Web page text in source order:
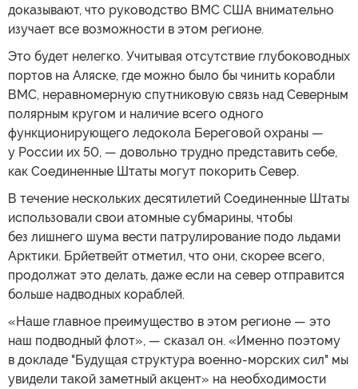
доказывают, что руководство ВМС США внимательно
изучает все возможности в этом регионе.
Это будет нелегко. Учитывая отсутствие глубоководных
портов на Аляске, где можно было бы чинить корабли
ВМС, неравномерную спутниковую связь над Северным
полярным кругом и наличие всего одного
функционирующего ледокола Береговой охраны —
у России их 50, — довольно трудно представить себе,
как Соединенные Штаты могут покорить Север.
В течение нескольких десятилетий Соединенные Штаты
использовали свои атомные субмарины, чтобы
без лишнего шума вести патрулирование подо льдами
Арктики. Брйетвейт отметил, что они, скорее всего,
продолжат это делать, даже если на север отправится
больше надводных кораблей.
«Наше главное преимущество в этом регионе — это
наш подводный флот», — сказал он. «Именно поэтому
в докладе "Будущая структура военно-морских сил" мы
увидели такой заметный акцент» на необходимости